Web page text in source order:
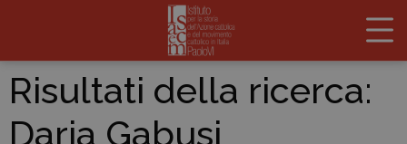
Risultati della ricerca:
Daria Gabusi